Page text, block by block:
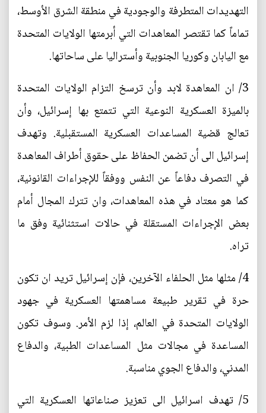
التهديدات المتطرفة والوجودية في منطقة الشرق الأوسط،
تماماً كما تقتصر المعاهدات التي أبرمتها الولايات المتحدة
مع اليابان وكوريا الجنوبية وأستراليا على ساحاتها.
3/ ان المعاهدة لابد وأن ترسخ التزام الولايات المتحدة
بالميزة العسكرية النوعية التي تتمتع بها إسرائيل، وأن
تعالج قضية المساعدات العسكرية المستقبلية. وتهدف
إسرائيل الى أن تضمن الحفاظ على حقوق أطراف المعاهدة
في التصرف دفاعاً عن النفس ووفقاً للإجراءات القانونية،
كما هو معتاد في هذه المعاهدات، وان تترك المجال أمام
بعض الإجراءات المستقلة في حالات استثنائية وفق ما
تراه.
4/ مثلها مثل الحلفاء الآخرين، فإن إسرائيل تريد ان تكون
حرة في تقرير طبيعة مساهمتها العسكرية في جهود
الولايات المتحدة في العالم، إذا لزم الأمر. وسوف تكون
المساعدة في مجالات مثل المساعدات الطبية، والدفاع
المدني، والدفاع الجوي مناسبة.
5/ تهدف اسرائيل الى تعزيز صناعاتها العسكرية التي